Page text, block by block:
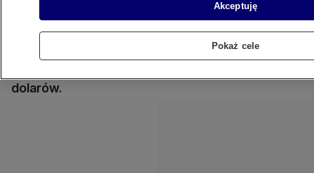
najpopularniejszej koszykarskiej ligi na świecie -
NBA. Jeden nieostrożny tweet dyrektora
generalnego drużyny Houston Rockets może
dolarów.
Akceptuję
Pokaż cele